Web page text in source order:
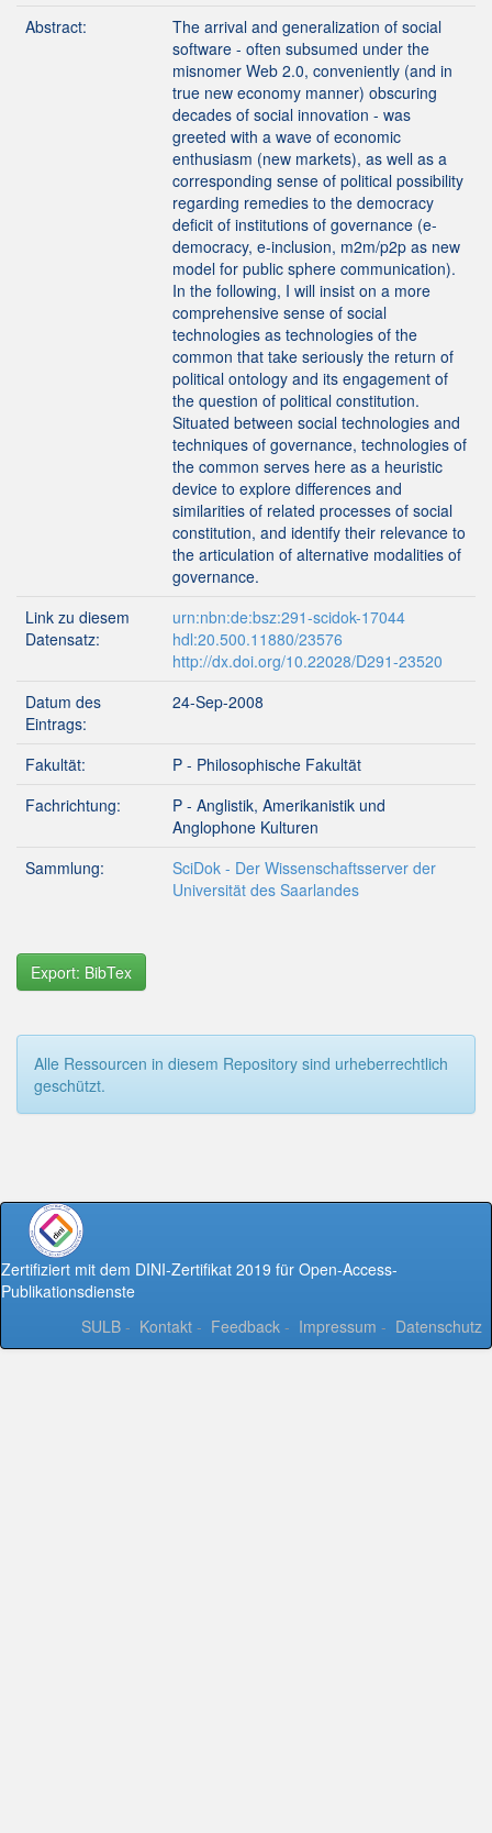
Abstract:
The arrival and generalization of social
software - often subsumed under the
misnomer Web 2.0, conveniently (and in
true new economy manner) obscuring
decades of social innovation - was
greeted with a wave of economic
enthusiasm (new markets), as well as a
corresponding sense of political possibility
regarding remedies to the democracy
deficit of institutions of governance (e-
democracy, e-inclusion, m2m/p2p as new
model for public sphere communication).
In the following, I will insist on a more
comprehensive sense of social
technologies as technologies of the
common that take seriously the return of
political ontology and its engagement of
the question of political constitution.
Situated between social technologies and
techniques of governance, technologies of
the common serves here as a heuristic
device to explore differences and
similarities of related processes of social
constitution, and identify their relevance to
the articulation of alternative modalities of
governance.
Link zu diesem
Datensatz:
urn:nbn:de:bsz:291-scidok-17044
hdl:20.500.11880/23576
http://dx.doi.org/10.22028/D291-23520
Datum des
Eintrags:
24-Sep-2008
Fakultät:
P - Philosophische Fakultät
Fachrichtung:
P - Anglistik, Amerikanistik und
Anglophone Kulturen
Sammlung:
SciDok - Der Wissenschaftsserver der
Universität des Saarlandes
Export: BibTex
Alle Ressourcen in diesem Repository sind urheberrechtlich
geschützt.
Zertifiziert mit dem DINI-Zertifikat 2019 für Open-Access-
Publikationsdienste
SULB - Kontakt - Feedback - Impressum - Datenschutz